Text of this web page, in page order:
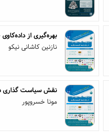
بهره‌گیری از
نازنین کاشانی نیکو
نقش سیاست گذاری
مونا خسروپور